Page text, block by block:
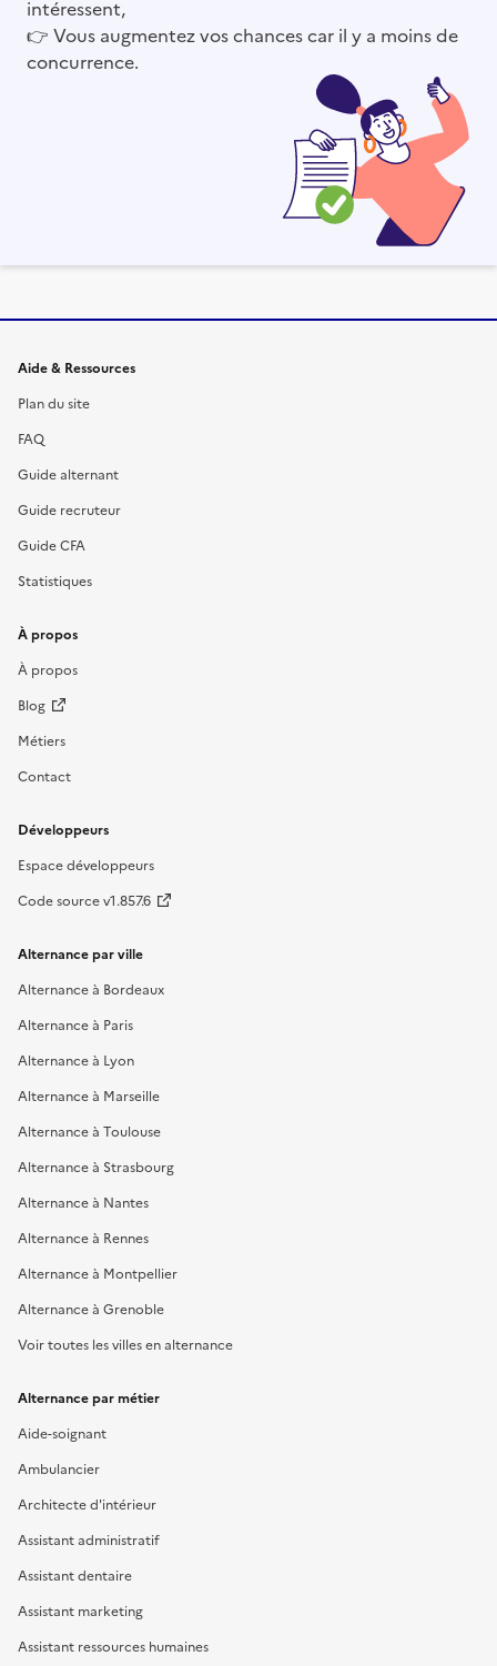
intéressent,
👉 Vous augmentez vos chances car il y a moins de
concurrence.
Informations et liens du site
Aide & Ressources
Plan du site
FAQ
Guide alternant
Guide recruteur
Guide CFA
Statistiques
À propos
À propos
Blog
Métiers
Contact
Développeurs
Espace développeurs
Code source v1.857.6
Alternance par ville
Alternance à Bordeaux
Alternance à Paris
Alternance à Lyon
Alternance à Marseille
Alternance à Toulouse
Alternance à Strasbourg
Alternance à Nantes
Alternance à Rennes
Alternance à Montpellier
Alternance à Grenoble
Voir toutes les villes en alternance
Alternance par métier
Aide-soignant
Ambulancier
Architecte d'intérieur
Assistant administratif
Assistant dentaire
Assistant marketing
Assistant ressources humaines